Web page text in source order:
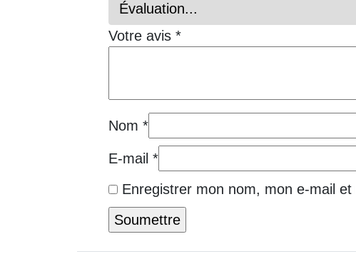
Votre avis *
Nom *
E-mail *
Enregistrer mon nom, mon e-mail